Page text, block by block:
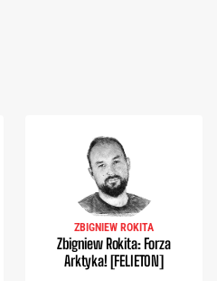
ZBIGNIEW ROKITA
Zbigniew Rokita: Forza
Arktyka! [FELIETON]